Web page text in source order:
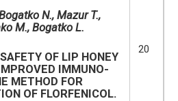
N., Mazur T.,
M., Bogatko L.
OF LIP HONEY
IMMUNO-
METHOD FOR
OF FLORFENICOL.
20